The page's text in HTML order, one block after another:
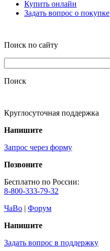
Купить онлайн
Задать вопрос о покупке
Поиск по сайту
Поиск
Круглосуточная поддержка
Напишите
Запрос через форму
Позвоните
Бесплатно по России:
8-800-333-79-32
ЧаВо | Форум
Напишите
Задать вопрос в поддержку